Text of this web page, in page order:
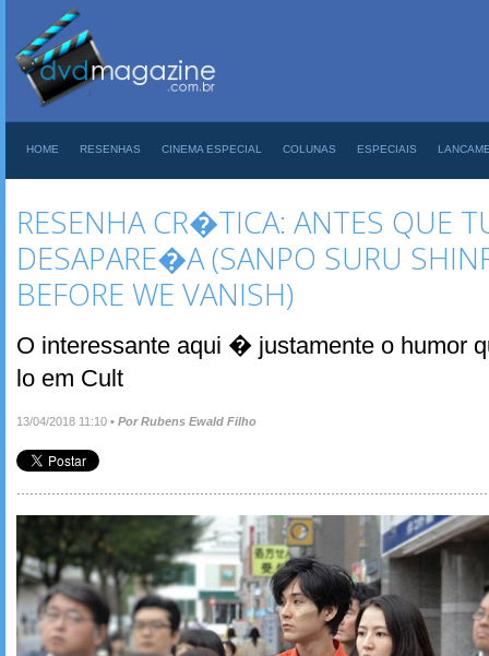
HOME RESENHAS CINEMA ESPECIAL COLUNAS ESPECIAIS
RESENHA CR�TICA: ANTES QUE
DESAPARE�A (SANPO SURU
BEFORE WE VANISH)
O interessante aqui � justamente o humor
lo em Cult
13/04/2018 11:10 • Por Rubens Ewald Filho